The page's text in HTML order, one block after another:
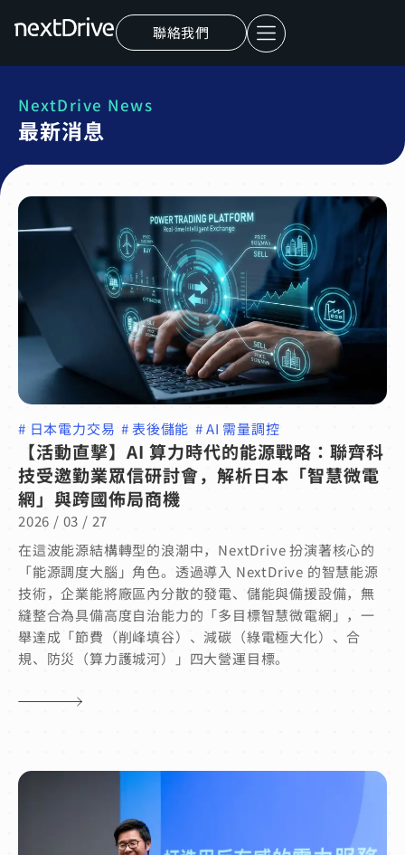
聯絡我們
NextDrive News
最新消息
# 日本電力交易 #表後儲能 #AI 需量調控
【活動直擊】AI 算力時代的能源戰略：聯齊科
技受邀勤業眾信研討會，解析日本「智慧微電
網」與跨國佈局商機
2026 / 03 / 27
在這波能源結構轉型的浪潮中，NextDrive 扮演著核心的
「能源調度大腦」角色。透過導入 NextDrive 的智慧能源
技術，企業能將廠區內分散的發電、儲能與備援設備，無
縫整合為具備高度自治能力的「多目標智慧微電網」，一
舉達成「節費（削峰填谷）、減碳（綠電極大化）、合
規、防災（算力護城河）」四大營運目標。